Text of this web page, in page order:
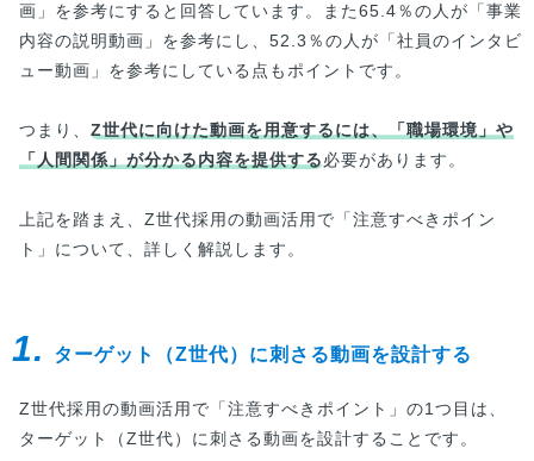
画」を参考にすると回答しています。また65.4％の人が「事業
内容の説明動画」を参考にし、52.3％の人が「社員のインタビ
ュー動画」を参考にしている点もポイントです。
つまり、 Z世代に向けた動画を用意するには、「職場環境」や
「人間関係」が分かる内容を提供する必要があります。
上記を踏まえ、Z世代採用の動画活用で「注意すべきポイン
ト」について、詳しく解説します。
1. ターゲット（Z世代）に刺さる動画を設計する
Z世代採用の動画活用で「注意すべきポイント」の1つ目は、
ターゲット（Z世代）に刺さる動画を設計することです。